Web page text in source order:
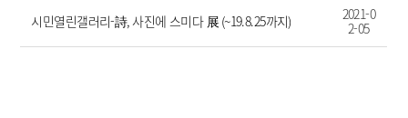
시민열린갤러리-詩, 사진에 스미다 展 (~19.8.25까지)
2021-0
2-05